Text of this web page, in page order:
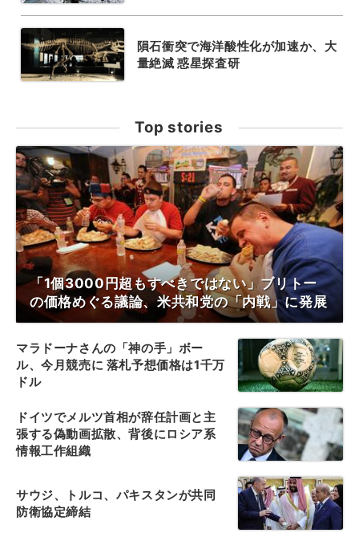
隕石衝突で海洋酸性化が加速か、大
量絶滅 惑星探査研
Top stories
「1個3000円超もすべきではない」ブリトー
の価格めぐる議論、米共和党の「内戦」に発展
マラドーナさんの「神の手」ボー
ル、今月競売に 落札予想価格は1千万
ドル
ドイツでメルツ首相が辞任計画と主
張する偽動画拡散、背後にロシア系
情報工作組織
サウジ、トルコ、パキスタンが共同
防衛協定締結